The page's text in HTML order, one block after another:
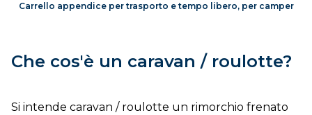
Carrello appendice per trasporto e tempo libero, per camper
Che cos'è un caravan / roulotte?
Si intende caravan / roulotte un rimorchio frenato